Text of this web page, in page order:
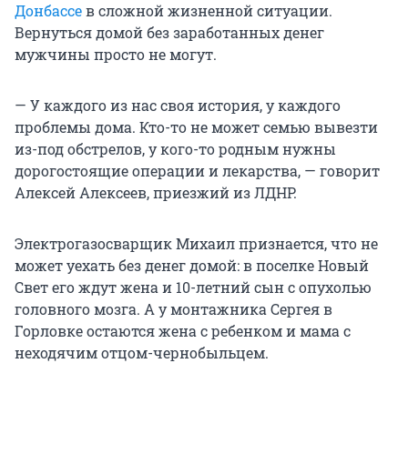
Донбассев сложной жизненной ситуации.
Вернуться домой без заработанных денег
мужчины просто не могут.
— У каждого из нас своя история, у каждого
проблемы дома. Кто-то не может семью вывезти
из-под обстрелов, у кого-то родным нужны
дорогостоящие операции и лекарства, — говорит
Алексей Алексеев, приезжий из ЛДНР.
Электрогазосварщик Михаил признается, что не
может уехать без денег домой: в поселке Новый
Свет его ждут жена и 10-летний сын с опухолью
головного мозга. А у монтажника Сергея в
Горловке остаются жена с ребенком и мама с
неходячим отцом-чернобыльцем.